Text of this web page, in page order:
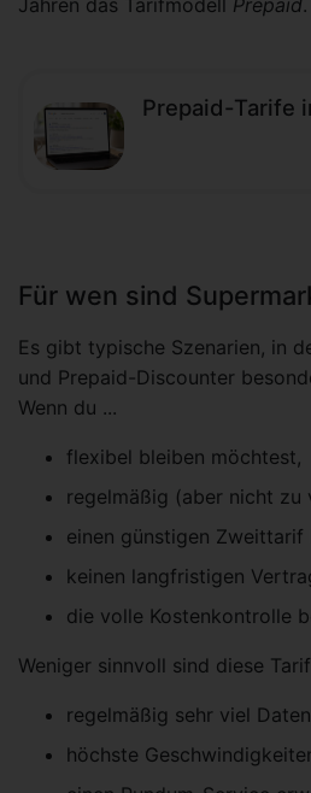
Prepaid-Tarife
Für wen sind
Es gibt typische Szenarien, in
und Prepaid-Discounter
Wenn du ...
flexibel bleiben möchtest,
regelmäßig (aber nicht zu
einen günstigen Zweittarif
keinen langfristigen
die volle Kostenkontrolle
Weniger sinnvoll sind diese
regelmäßig sehr viel
höchste